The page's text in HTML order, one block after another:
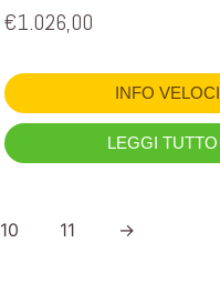
€1.026,00
INFO VELOCI
LEGGI TUTTO
10 11 →